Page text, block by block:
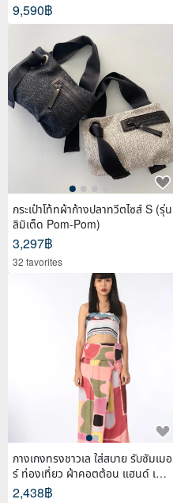
9,590฿
กระเป๋าโท้ทผ้าก้างปลาทวีตไซส์ S (รุ่น
ลิมิเต็ด Pom-Pom)
3,297฿
32 favorites
กางเกงทรงชาวเล ใส่สบาย รับซัมเมอ
ร์ ท่องเที่ยว ผ้าคอตต้อน แฮนด์ เพ้น
ท์
2,438฿